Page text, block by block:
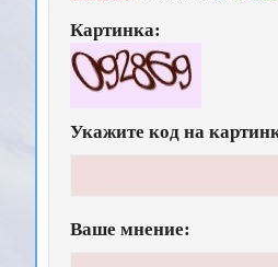
Картинка:
Укажите код на
Ваше мнение: